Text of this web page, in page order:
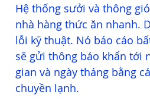
Hệ thống sưởi và thông
nhà hàng thức ăn nhanh.
lỗi kỹ thuật. Nó báo cáo
sẽ gửi thông báo khẩn tới
gian và ngày tháng bằng
chuyền lạnh.